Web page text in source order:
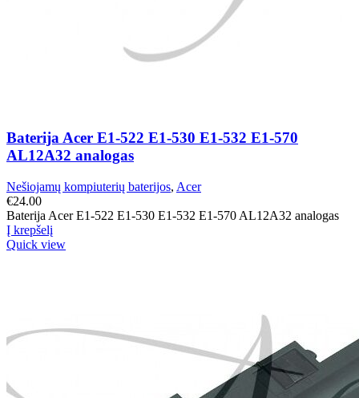
Baterija Acer E1-522 E1-530 E1-532 E1-570
AL12A32 analogas
Nešiojamų kompiuterių baterijos, Acer
€24.00
Baterija Acer E1-522 E1-530 E1-532 E1-570 AL12A32 analogas
Į krepšelį
Quick view